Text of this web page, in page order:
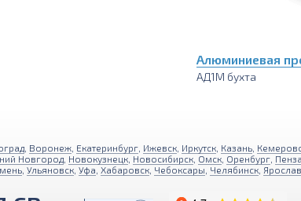
Алюминиевая
АД1М бухта
Воронеж Екатеринбург Ижевск Иркутск Казань
Новгород Новокузнецк Новосибирск Омск Оренбург Пенза
Ульяновск Уфа Хабаровск Чебоксары Челябинск